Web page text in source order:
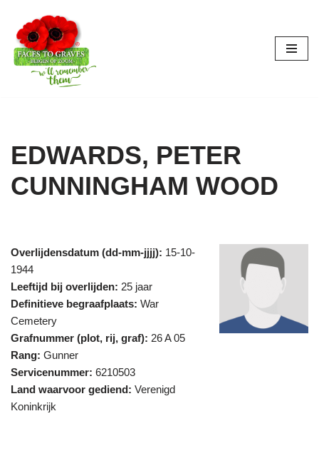
Ga
naar
EDWARDS, PETER
CUNNINGHAM WOOD
Overlijdensdatum (dd-mm-jjjj): 15-10-
1944
Leeftijd bij overlijden: 25 jaar
Definitieve begraafplaats: War
Cemetery
Grafnummer (plot, rij, graf): 26 A 05
Rang: Gunner
Servicenummer: 6210503
Land waarvoor gediend: Verenigd
Koninkrijk